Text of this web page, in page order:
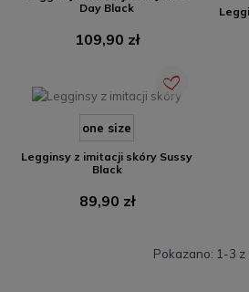
Day Black
109,90 złCena
one size
Legginsy z imitacji skóry Sussy
Black
89,90 złCena
Pokazano: 1-3 z